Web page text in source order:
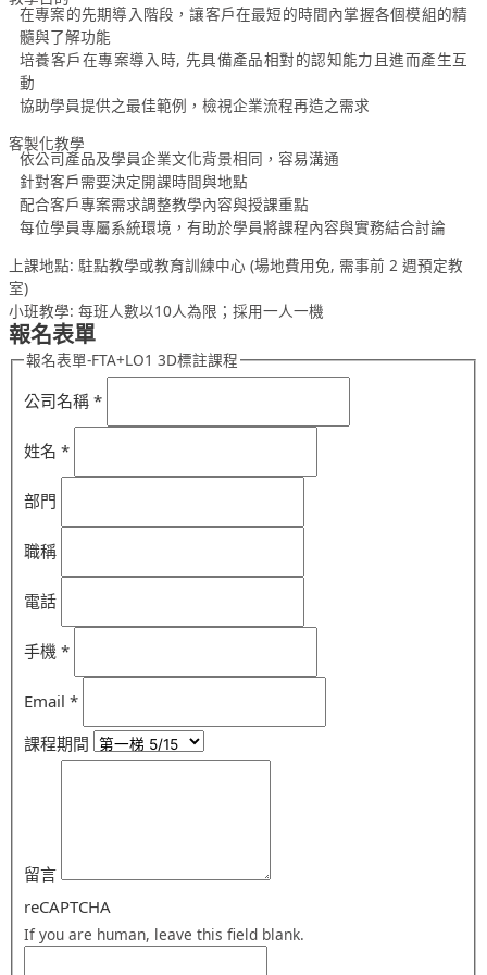
在專案的先期導入階段，讓客戶在最短的時間內掌握各個模組的精
髓與了解功能
培養客戶在專案導入時, 先具備產品相對的認知能力且進而產生互
動
協助學員提供之最佳範例，檢視企業流程再造之需求
客製化教學
依公司產品及學員企業文化背景相同，容易溝通
針對客戶需要決定開課時間與地點
配合客戶專案需求調整教學內容與授課重點
每位學員專屬系統環境，有助於學員將課程內容與實務結合討論
上課地點: 駐點教學或教育訓練中心 (場地費用免, 需事前 2 週預定教
室)
小班教學: 每班人數以10人為限；採用一人一機
報名表單
報名表單-FTA+LO1 3D標註課程
公司名稱*
姓名*
部門
職稱
電話
手機*
Email*
課程期間
留言
reCAPTCHA
If you are human, leave this field blank.